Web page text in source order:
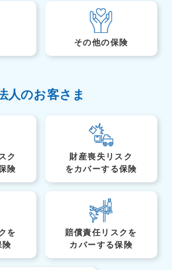
その他の保険
人のお客さま
ク
険
財産喪失リスク
をカバーする保険
を
険
賠償責任リスクを
カバーする保険